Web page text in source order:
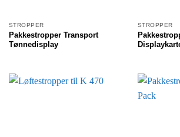
STROPPER
Pakkestropper Transport
Tønnedisplay
STROPPER